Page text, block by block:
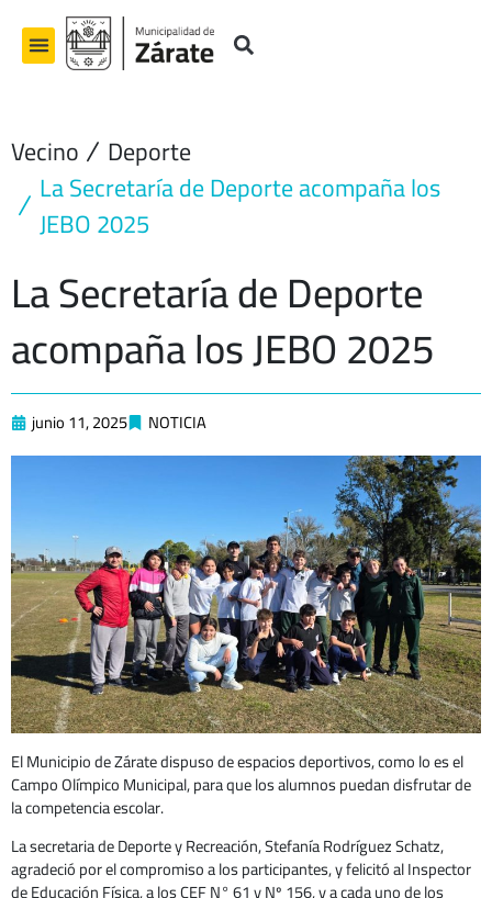
contenido
Vecino Deporte
La Secretaría de Deporte acompaña los
JEBO 2025
La Secretaría de Deporte
acompaña los JEBO 2025
junio 11, 2025 NOTICIA
El Municipio de Zárate dispuso de espacios deportivos, como lo es el
Campo Olímpico Municipal, para que los alumnos puedan disfrutar de
la competencia escolar.
La secretaria de Deporte y Recreación, Stefanía Rodríguez Schatz,
agradeció por el compromiso a los participantes, y felicitó al Inspector